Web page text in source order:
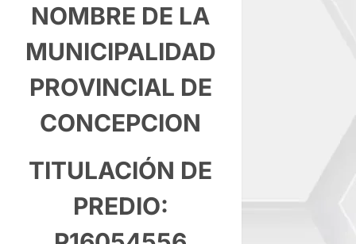
NOMBRE DE LA
MUNICIPALIDAD
PROVINCIAL DE
CONCEPCION
TITULACIÓN DE
PREDIO: